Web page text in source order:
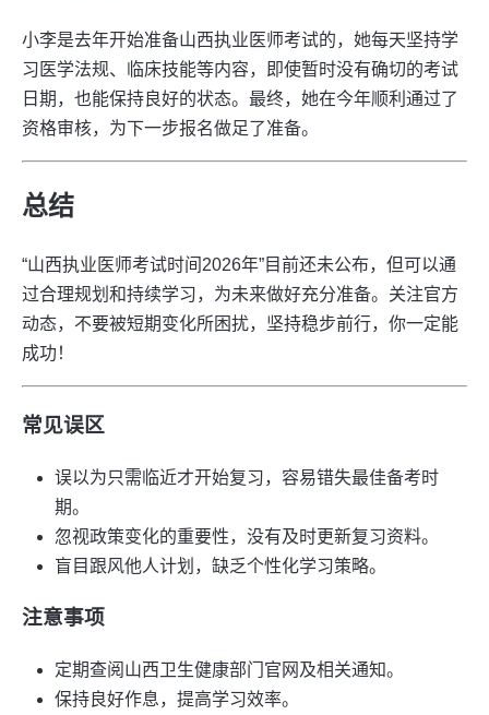
小李是去年开始准备山西执业医师考试的，她每天坚持学
习医学法规、临床技能等内容，即使暂时没有确切的考试
日期，也能保持良好的状态。最终，她在今年顺利通过了
资格审核，为下一步报名做足了准备。
总结
“山西执业医师考试时间2026年”目前还未公布，但可以通
过合理规划和持续学习，为未来做好充分准备。关注官方
动态，不要被短期变化所困扰，坚持稳步前行，你一定能
成功！
常见误区
误以为只需临近才开始复习，容易错失最佳备考时
期。
忽视政策变化的重要性，没有及时更新复习资料。
盲目跟风他人计划，缺乏个性化学习策略。
注意事项
定期查阅山西卫生健康部门官网及相关通知。
保持良好作息，提高学习效率。